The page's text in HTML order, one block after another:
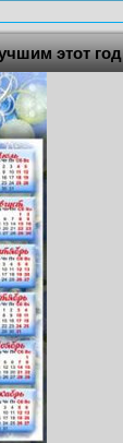
этот год